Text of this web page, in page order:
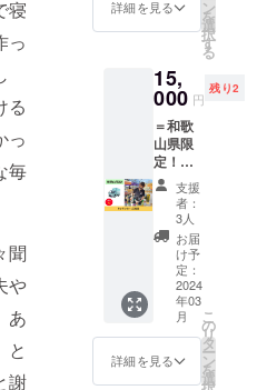
寝
っ
る
っ
毎
聞
や
あ
と
謝
いない
チーズ
ケーキ
・ビ
アード
パパの
リング
ケーキ
２種 ※
送料込
みのお
値段で
す。 ※
仕入れ
の状況
によっ
て内容
変更の
る権利
です。
より追
加いた
しまし
た！
キッチ
ンカー
の運転
席左右
ドア部
分にあ
なたの
お名前
を掲載
いたし
ます。
みなさ
まのお
詳細を見る ン
を
選
択
す
る
15,
000 円
残り2
＝和歌
山県限
定！＝
【1日
キッチ
ンカー
職業体
験】
キッチ
ンカー
ナナイ
ロで、
キッチ
ンカー
の営業1
支援
者：
3人
お届
け予
定：
2024
年03
月
詳細を見る
こ
の
リ
タ
ー
ン
を
選